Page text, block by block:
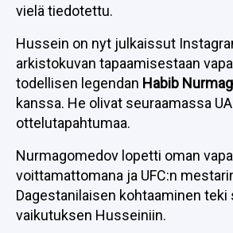
vielä tiedotettu.
Hussein on nyt julkaissut
arkistokuvan tapaamisestaan
todellisen legendan Habib
kanssa. He olivat seuraamassa
ottelutapahtumaa.
Nurmagomedov lopetti oman
voittamattomana ja UFC:n
Dagestanilaisen kohtaaminen teki
vaikutuksen Husseiniin.